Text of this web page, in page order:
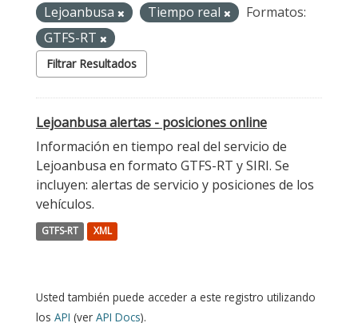
Lejoanbusa
Tiempo real
Formatos:
GTFS-RT
Filtrar Resultados
Lejoanbusa alertas - posiciones online
Información en tiempo real del servicio de
Lejoanbusa en formato GTFS-RT y SIRI. Se
incluyen: alertas de servicio y posiciones de los
vehículos.
GTFS-RT XML
Usted también puede acceder a este registro utilizando
los API (ver API Docs).